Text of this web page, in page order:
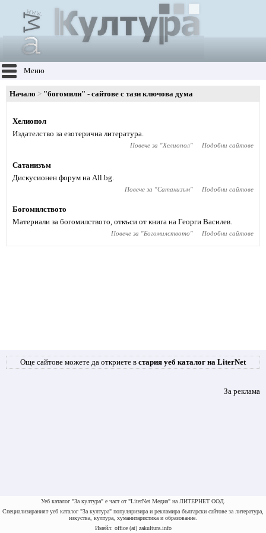
Меню
Начало "богомили" - сайтове с тази ключова дума
Хелиопол
Издателство за езотерична литература.
Повече за "Хелиопол" Подобни сайтове
Сатанизъм
Дискусионен форум на All.bg.
Повече за "Сатанизъм" Подобни сайтове
Богомилството
Материали за богомилството, откъси от книга на Георги Василев.
Повече за "Богомилството" Подобни сайтове
Още сайтове можете да откриете в стария уеб каталог на LiterNet
За реклама
Уеб каталог "За култура" е част от "LiterNet Медиа" на ЛИТЕРНЕТ ООД.
Специализираният уеб каталог "За култура" популяризира и рекламира български сайтове за литература,
изкуства, култура, хуманитаристика и образование.
Имейл: office (at) zakultura.info